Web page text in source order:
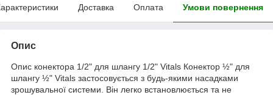
Доставка Оплата Умови повернення
Опис
Опис конектора 1/2" для шлангу 1/2" Vitals Конектор ½" для
шлангу ½" Vitals застосовується з будь-якими насадками
зрошувальної системи. Він легко встановлюється та не